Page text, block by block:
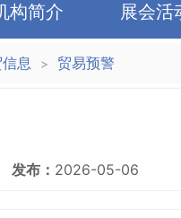
构简介 展会活
息 > 贸易预警
发布： 2026-05-06